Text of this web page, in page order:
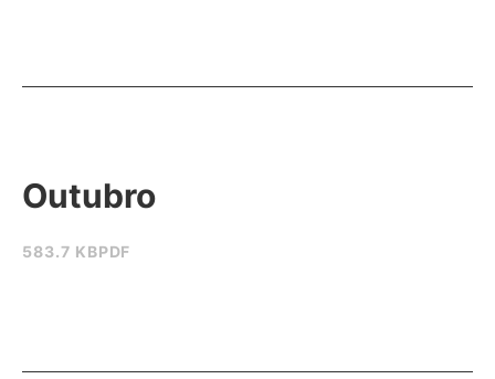
583.7 KBPDF
Outubro